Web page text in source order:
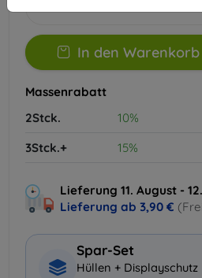
In den Warenkorb
Massenrabatt
2Stck.
10%
3Stck.+
15%
Lieferung 11. August -
Lieferung ab 3,90 €
Spar-Set
Hüllen + Displayschutz